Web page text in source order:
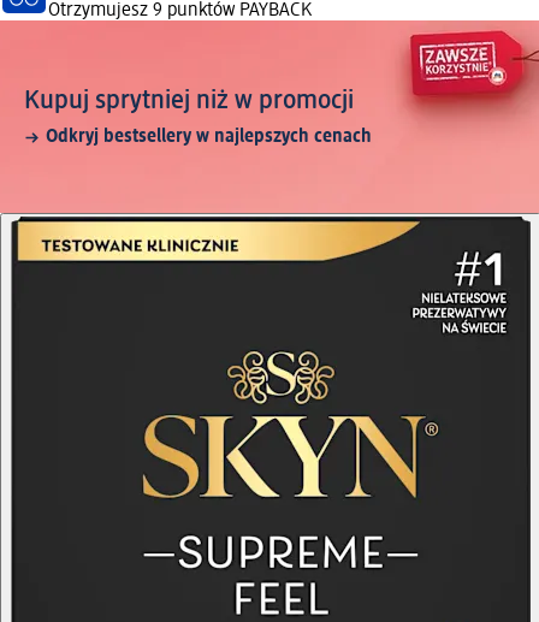
Otrzymujesz 9 punktów PAYBACK
Kupuj sprytniej niż w promocji
Odkryj bestsellery w najlepszych cenach